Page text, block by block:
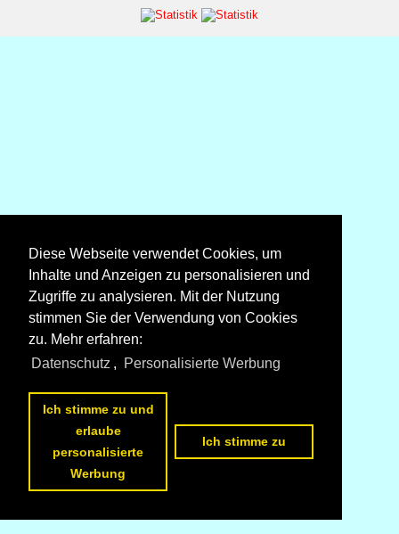
Diese Webseite verwendet Cookies, um
Inhalte und Anzeigen zu personalisieren und
Zugriffe zu analysieren. Mit der Nutzung
stimmen Sie der Verwendung von Cookies
zu. Mehr erfahren:
Datenschutz , Personalisierte Werbung
Ich stimme zu und
erlaube
personalisierte
Werbung
Ich stimme zu